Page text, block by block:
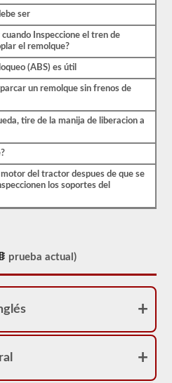
ser
Inspeccione el tren de
el remolque?
(ABS) es útil
un remolque sin frenos de
tire de la manija de liberacion a
del tractor despues de que se
los soportes del
prueba actual)